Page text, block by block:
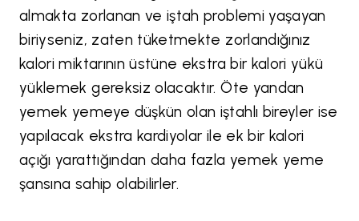
almakta zorlanan ve iştah problemi yaşayan
biriyseniz, zaten tüketmekte zorlandığınız
kalori miktarının üstüne ekstra bir kalori yükü
yüklemek gereksiz olacaktır. Öte yandan
yemek yemeye düşkün olan iştahlı bireyler ise
yapılacak ekstra kardiyolar ile ek bir kalori
açığı yarattığından daha fazla yemek yeme
şansına sahip olabilirler.